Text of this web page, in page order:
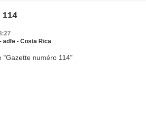
adfe - Costa Rica